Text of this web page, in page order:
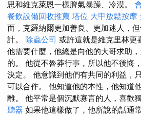
思和維克萊恩一樣脾氣暴躁、冷漠。
餐飲設備回收推薦 塔位 大甲放鬆按摩
而，克羅納爾更加善良、更加迷人，
計。 除蟲公司 或許這就是維克里林更
他需要什麼，他總是向他的大哥求助
的。 他從不魯莽行事，所以他不後悔
決定。 他意識到他們有共同的利益，
可以合作。 他知道他的本性，他知道
離。 他平常是個沉默寡言的人，喜歡
聽器 如果他這樣做了，他所說的話通